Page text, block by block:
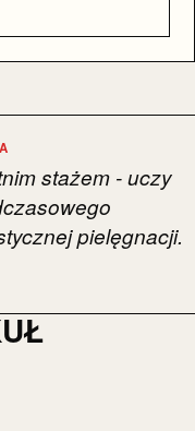
stażem - uczy
pielęgnacji.